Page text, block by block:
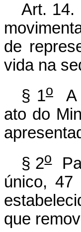
Art. 14.
de
vida na
§ 1o
A
ato do
§ 2o
único,
que